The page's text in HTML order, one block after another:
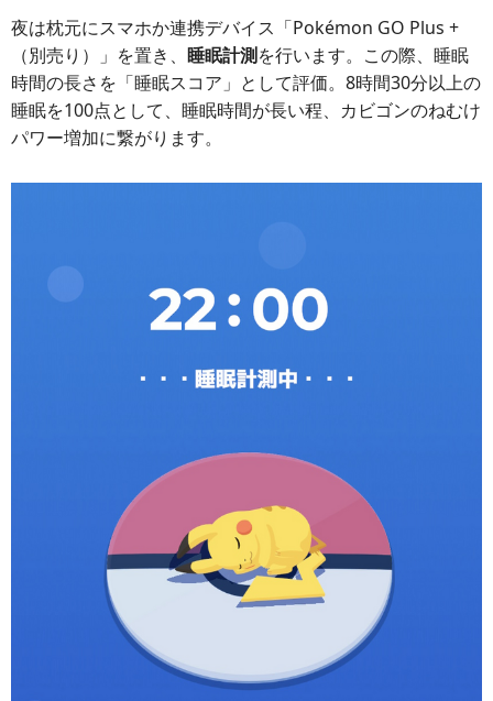
夜は枕元にスマホか連携デバイス「Pokémon GO Plus +
（別売り）」を置き、 睡眠計測を行います。この際、睡眠
時間の長さを「睡眠スコア」として評価。8時間30分以上の
睡眠を100点として、睡眠時間が長い程、カビゴンのねむけ
パワー増加に繋がります。